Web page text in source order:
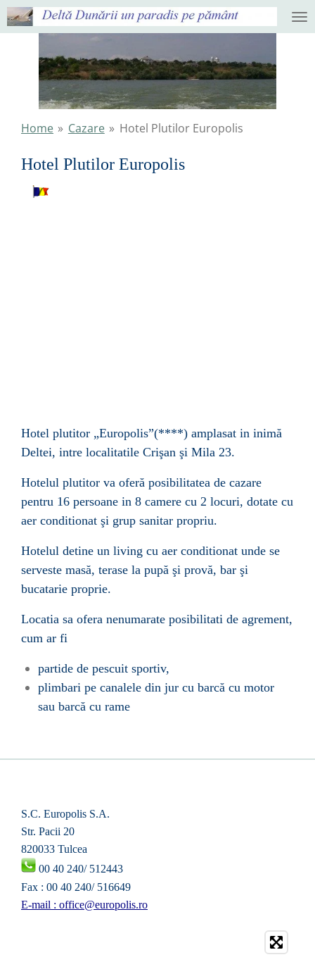
Ga
direct
hoofdinhoud
Home » Cazare » Hotel Plutilor Europolis
Hotel Plutilor Europolis
Hotel plutitor „Europolis”(****) amplasat in inimă
Deltei, intre localitatile Crişan şi Mila 23.
Hotelul plutitor va oferă posibilitatea de cazare
pentru 16 persoane in 8 camere cu 2 locuri, dotate cu
aer conditionat şi grup sanitar propriu.
Hotelul detine un living cu aer conditionat unde se
serveste masă, terase la pupă şi provă, bar şi
bucatarie proprie.
Locatia sa ofera nenumarate posibilitati de agrement,
cum ar fi
partide de pescuit sportiv,
plimbari pe canalele din jur cu barcă cu motor
sau barcă cu rame
S.C. Europolis S.A.
Str. Pacii 20
820033 Tulcea
00 40 240/ 512443
Fax : 00 40 240/ 516649
E-mail : office@europolis.ro